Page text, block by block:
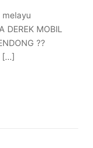
DEREK MOBIL
??
[…]